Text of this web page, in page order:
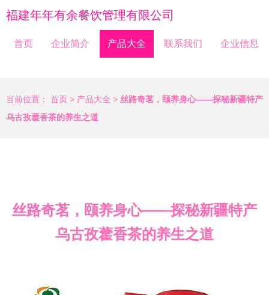
福建年年有余餐饮管理有限公司
首页 企业简介 产品大全 联系我们 企业信息
当前位置： 首页 > 产品大全 > 丝路奇茗，颐养身心——探秘新疆特产
乌古孜藿香茶的养生之道
丝路奇茗，颐养身心——探秘新疆特产
乌古孜藿香茶的养生之道